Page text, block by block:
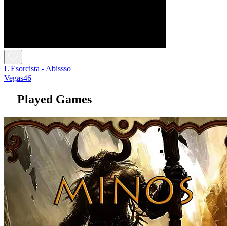
L'Esorcista - Abissso
Vegas46
Played Games